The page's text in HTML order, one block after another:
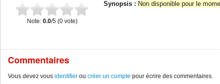
Note: 0.0/5 (0vote)
Synopsis : Non disponible pour le
Commentaires
Vous devez vous identifier ou créer un compte pour écrire des commentaires.